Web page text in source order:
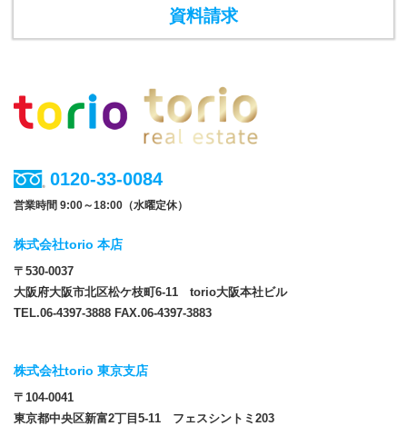
資料請求
0120-33-0084
営業時間 9:00～18:00（水曜定休）
株式会社torio 本店
〒530-0037
大阪府大阪市北区松ケ枝町6-11 torio大阪本社ビル
TEL.06-4397-3888 FAX.06-4397-3883
株式会社torio 東京支店
〒104-0041
東京都中央区新富2丁目5-11 フェスシントミ203